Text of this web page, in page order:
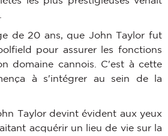
de 20 ans, que John Taylor fut
pour assurer les fonctions
domaine cannois. C'est à cette
à s'intégrer au sein de la
Taylor devint évident aux yeux
acquérir un lieu de vie sur la